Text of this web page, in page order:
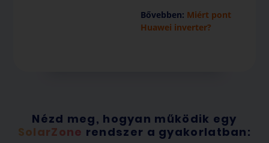
Bővebben: Miért pont
Huawei inverter?
Nézd meg, hogyan működik egy
SolarZone rendszer a gyakorlatban: